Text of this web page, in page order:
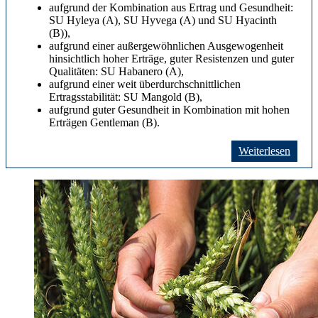
aufgrund der Kombination aus Ertrag und Gesundheit:
SU Hyleya (A), SU Hyvega (A) und SU Hyacinth
(B)),
aufgrund einer außergewöhnlichen Ausgewogenheit
hinsichtlich hoher Erträge, guter Resistenzen und guter
Qualitäten: SU Habanero (A),
aufgrund einer weit überdurchschnittlichen
Ertragsstabilität: SU Mangold (B),
aufgrund guter Gesundheit in Kombination mit hohen
Erträgen Gentleman (B).
Weiterlesen